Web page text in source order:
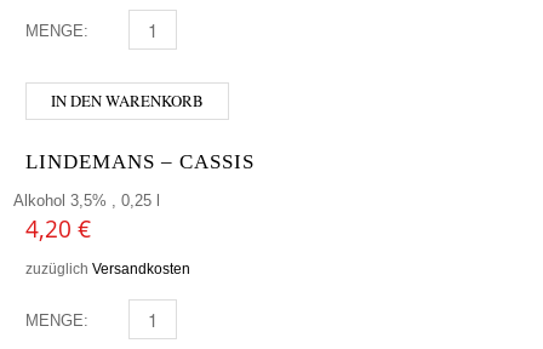
MENGE: FREISTÄDTER - MÄRZEN MENGE
IN DEN WARENKORB
LINDEMANS – CASSIS
Alkohol 3,5% , 0,25 l
4,20 €
zuzüglich Versandkosten
MENGE: LINDEMANS - CASSIS MENGE